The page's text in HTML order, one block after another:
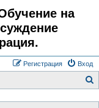
на
Вход
Регистрация